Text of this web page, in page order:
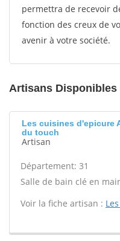
permettra de recevoir
fonction des creux de
avenir à votre société.
Artisans Disponibles
Les cuisines d'epicure
du touch
Artisan
Département: 31
Salle de bain clé en
Voir la fiche artisan :